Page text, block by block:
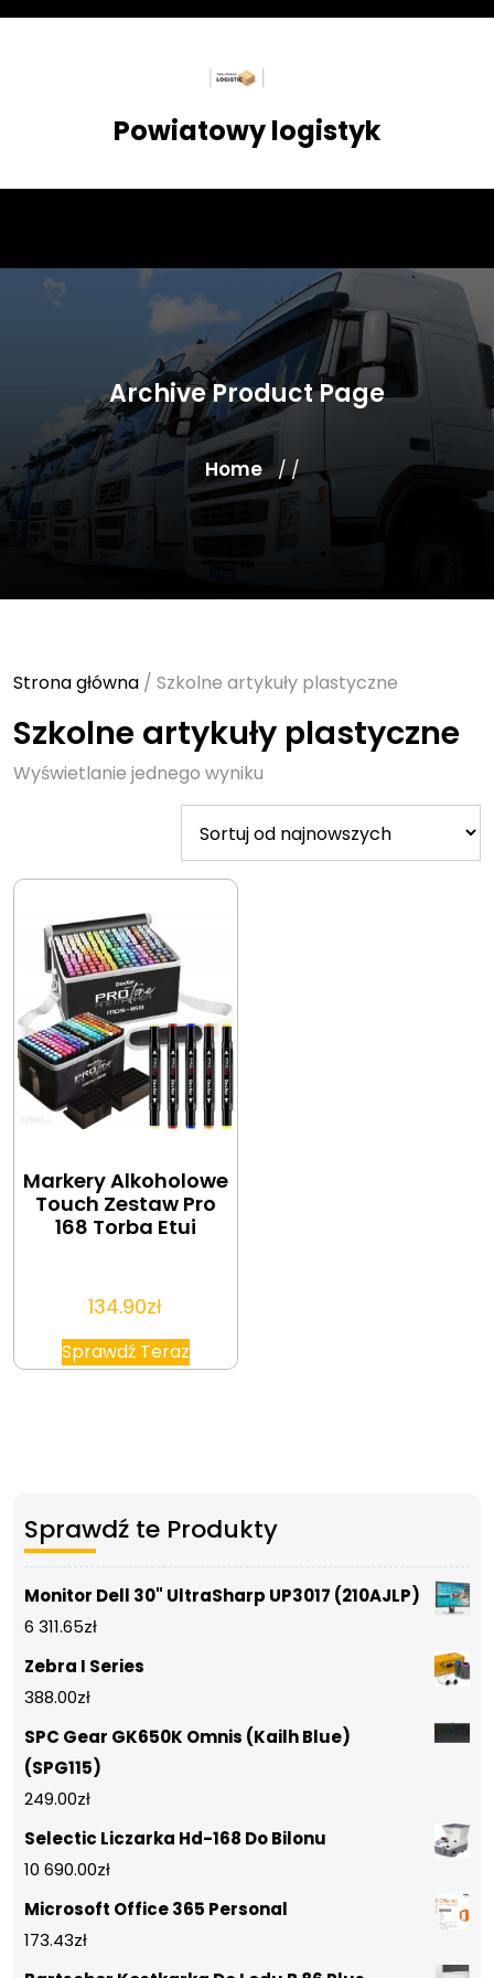
Skip
Powiatowy logistyk
Archive Product Page
Home / /
Strona główna / Szkolne artykuły plastyczne
Szkolne artykuły plastyczne
Wyświetlanie jednego wyniku
Markery Alkoholowe
Touch Zestaw Pro
168 Torba Etui
134.90zł
Sprawdź Teraz
Sprawdź te Produkty
Monitor Dell 30" UltraSharp UP3017 (210AJLP)
6 311.65zł
Zebra I Series
388.00zł
SPC Gear GK650K Omnis (Kailh Blue)
(SPG115)
249.00zł
Selectic Liczarka Hd-168 Do Bilonu
10 690.00zł
Microsoft Office 365 Personal
173.43zł